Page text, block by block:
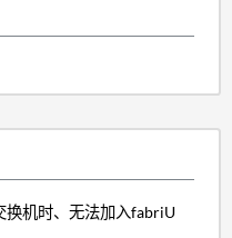
换机时、无法加入fabriU